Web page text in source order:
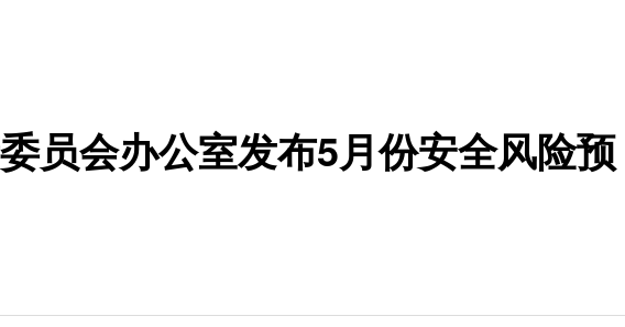
员会办公室发布5月份安全风险预